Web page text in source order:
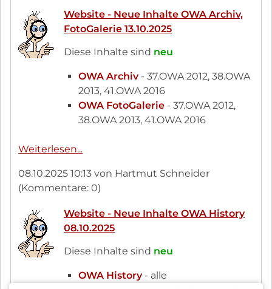
2025
verstorben
✝︎
Nachruf
Website - Neue Inhalte OWA Archiv,
FotoGalerie 13.10.2025
Diese Inhalte sind neu
OWA Archiv- 37.OWA 2012, 38.OWA
2013, 41.OWA 2016
OWA FotoGalerie - 37.OWA 2012,
38.OWA 2013, 41.OWA 2016
Weiterlesen...Website
Neue
Inhalte
OWA
Archiv,
FotoGalerie
13.10.2025
08.10.2025 10:13 von Hartmut Schneider
(Kommentare: 0)
Website - Neue Inhalte OWA History
08.10.2025
Diese Inhalte sind neu
OWA History- alle